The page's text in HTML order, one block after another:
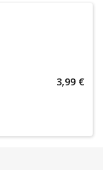
3,99 €